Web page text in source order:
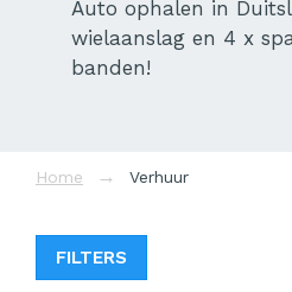
Auto ophalen in
wielaanslag en 4 x
banden!
Home Verhuur
FILTERS